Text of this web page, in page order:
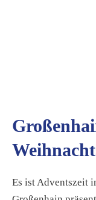
Es ist Adventszeit